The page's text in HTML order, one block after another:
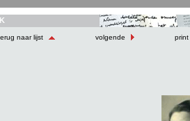
naar lijst volgende print